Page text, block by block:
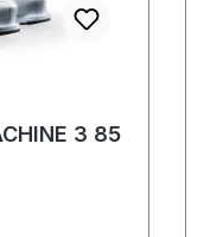
3 85